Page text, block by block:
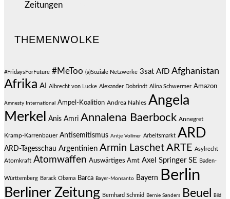
Zeitungen
THEMENWOLKE
#FridaysForFuture #MeToo (a)Soziale Netzwerke 3sat AfD Afghanistan
Afrika AI Albrecht von Lucke Alexander Dobrindt Alina Schwermer Amazon
Amnesty International Ampel-Koalition Andrea Nahles Angela
Merkel
Anis Amri Annalena Baerbock Annegret
Kramp-Karrenbauer Antisemitismus Antje Vollmer Arbeitsmarkt ARD
ARD-Tagesschau Argentinien Armin Laschet ARTE Asylrecht
Atomkraft Atomwaffen Auswärtiges Amt Axel Springer SE Baden-
Württemberg Barack Obama Barca Bayer-Monsanto Bayern Berlin
Berliner Zeitung Bernhard Schmid Bernie Sanders Beuel Bild